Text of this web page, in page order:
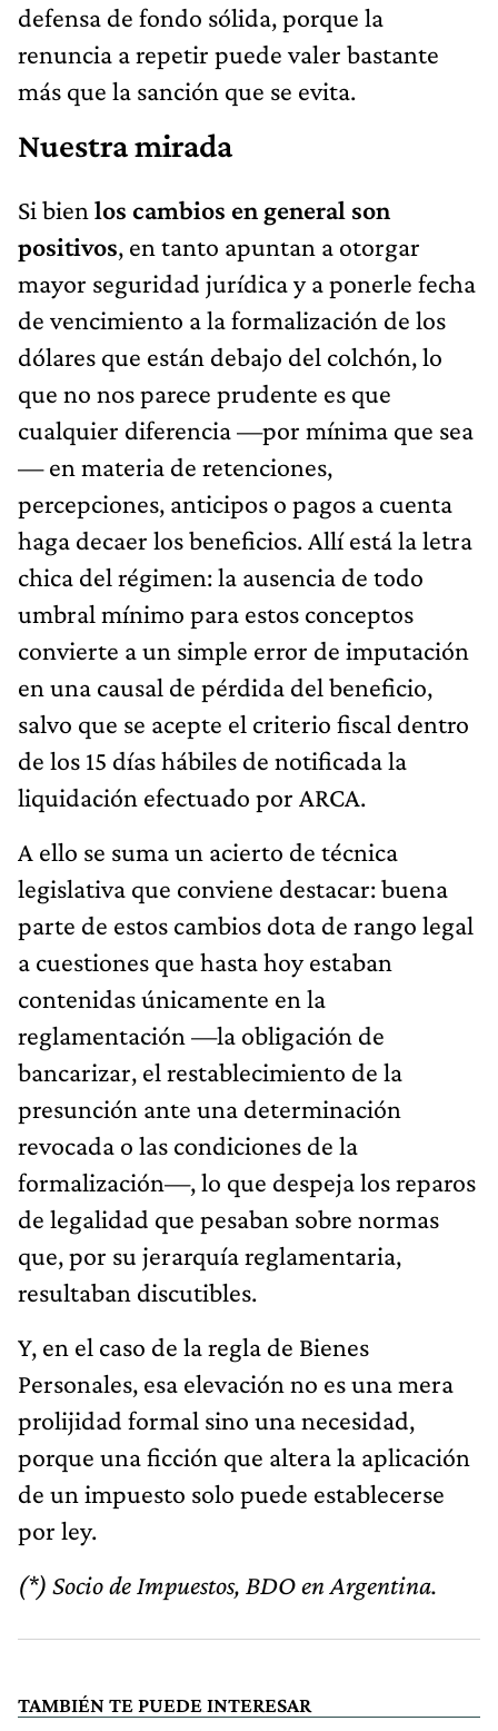
defensa de fondo sólida, porque la
renuncia a repetir puede valer bastante
más que la sanción que se evita.
Nuestra mirada
Si bien los cambios en general son
positivos, en tanto apuntan a otorgar
mayor seguridad jurídica y a ponerle fecha
de vencimiento a la formalización de los
dólares que están debajo del colchón, lo
que no nos parece prudente es que
cualquier diferencia —por mínima que sea
— en materia de retenciones,
percepciones, anticipos o pagos a cuenta
haga decaer los beneficios. Allí está la letra
chica del régimen: la ausencia de todo
umbral mínimo para estos conceptos
convierte a un simple error de imputación
en una causal de pérdida del beneficio,
salvo que se acepte el criterio fiscal dentro
de los 15 días hábiles de notificada la
liquidación efectuado por ARCA.
A ello se suma un acierto de técnica
legislativa que conviene destacar: buena
parte de estos cambios dota de rango legal
a cuestiones que hasta hoy estaban
contenidas únicamente en la
reglamentación —la obligación de
bancarizar, el restablecimiento de la
presunción ante una determinación
revocada o las condiciones de la
formalización—, lo que despeja los reparos
de legalidad que pesaban sobre normas
que, por su jerarquía reglamentaria,
resultaban discutibles.
Y, en el caso de la regla de Bienes
Personales, esa elevación no es una mera
prolijidad formal sino una necesidad,
porque una ficción que altera la aplicación
de un impuesto solo puede establecerse
por ley.
(*) Socio de Impuestos, BDO en Argentina.
TAMBIÉN TE PUEDE INTERESAR